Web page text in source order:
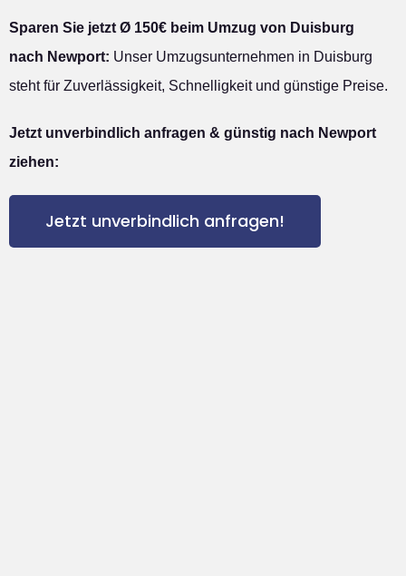
Sparen Sie jetzt Ø 150€ beim Umzug von Duisburg
nach Newport: Unser Umzugsunternehmen in Duisburg
steht für Zuverlässigkeit, Schnelligkeit und günstige Preise.
Jetzt unverbindlich anfragen & günstig nach Newport
ziehen:
Jetzt unverbindlich anfragen!